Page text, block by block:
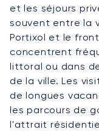
et les séjours
souvent entre la
Portixol et le
concentrent
littoral ou dans
de la ville. Les
de longues
les parcours de
l'attrait